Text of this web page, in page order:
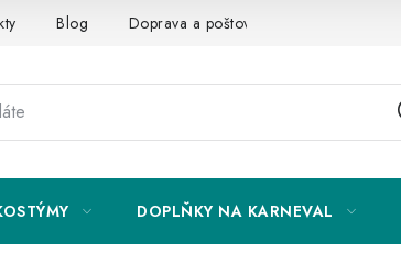
Blog Doprava a poštovné
DOPLŇKY NA KARNEVAL